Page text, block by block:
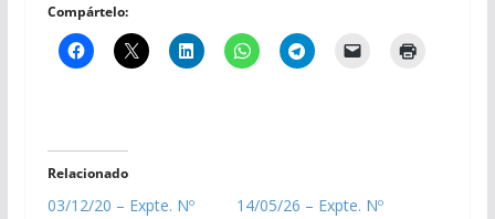
Compártelo:
Relacionado
03/12/20 – Expte. Nº
14/05/26 – Expte. Nº